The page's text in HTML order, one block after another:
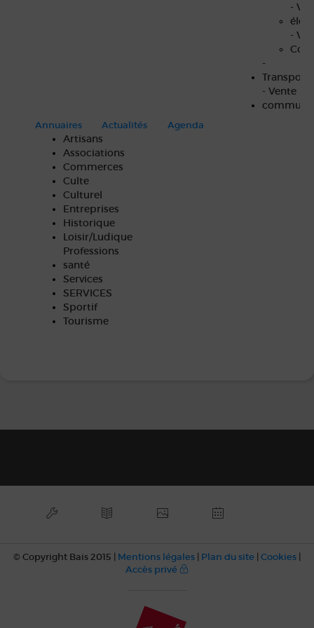
-
-
-
Transports
- Vente
Annuaires
Artisans
Associations
Commerces
Culte
Culturel
Entreprises
Historique
Loisir/Ludique
Professions
santé
Services
SERVICES
Sportif
Tourisme
Actualités Agenda
© Copyright Bais 2015 | Mentions légales | Plan du site | Cookies |
Accès privé